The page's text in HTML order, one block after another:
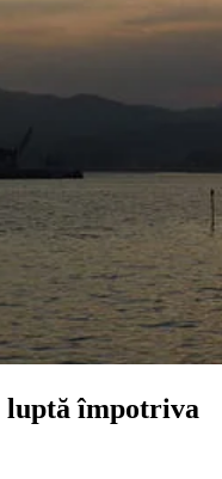
luptă împotriva